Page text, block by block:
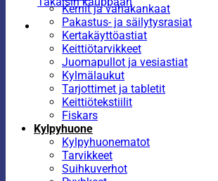
Kernit ja vahakankaat
Pakastus- ja säilytysrasiat
Kertakäyttöastiat
Keittiötarvikkeet
Juomapullot ja vesiastiat
Kylmälaukut
Tarjottimet ja tabletit
Keittiötekstiilit
Fiskars
Kylpyhuone
Kylpyhuonematot
Tarvikkeet
Suihkuverhot